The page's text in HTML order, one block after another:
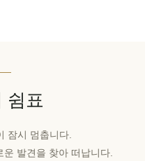
력에 빛나
착 방식의
엑스트라
ELL1A
함량이
기 수확
그리스
브 오일
₩787,041
쉼표
잠시 멈춥니다.
발견을 찾아 떠납니다.